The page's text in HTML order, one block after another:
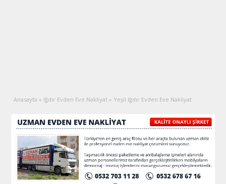
Anasayfa » Iğdır Evden Eve Nakliyat » Yeşil Iğdır Evden Eve Nakliyat